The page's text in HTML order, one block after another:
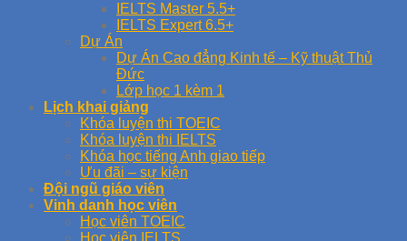
IELTS Master 5.5+
IELTS Expert 6.5+
Dự Án
Dự Án Cao đẳng Kinh tế – Kỹ thuật Thủ
Đức
Lớp học 1 kèm 1
Lịch khai giảng
Khóa luyện thi TOEIC
Khóa luyện thi IELTS
Khóa học tiếng Anh giao tiếp
Ưu đãi – sự kiện
Đội ngũ giáo viên
Vinh danh học viên
Học viên TOEIC
Học viên IELTS